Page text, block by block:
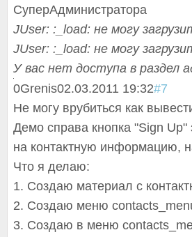
СуперАдминистратора
JUser: :_load: не могу
JUser: :_load: не могу
У вас нет доступа в раздел
0Grenis02.03.2011 19:32#7
Не могу врубиться как
Демо справа кнопка "Sign
на контактную информацию,
Что я делаю:
1. Создаю материал с
2. Создаю меню
3. Создаю в меню